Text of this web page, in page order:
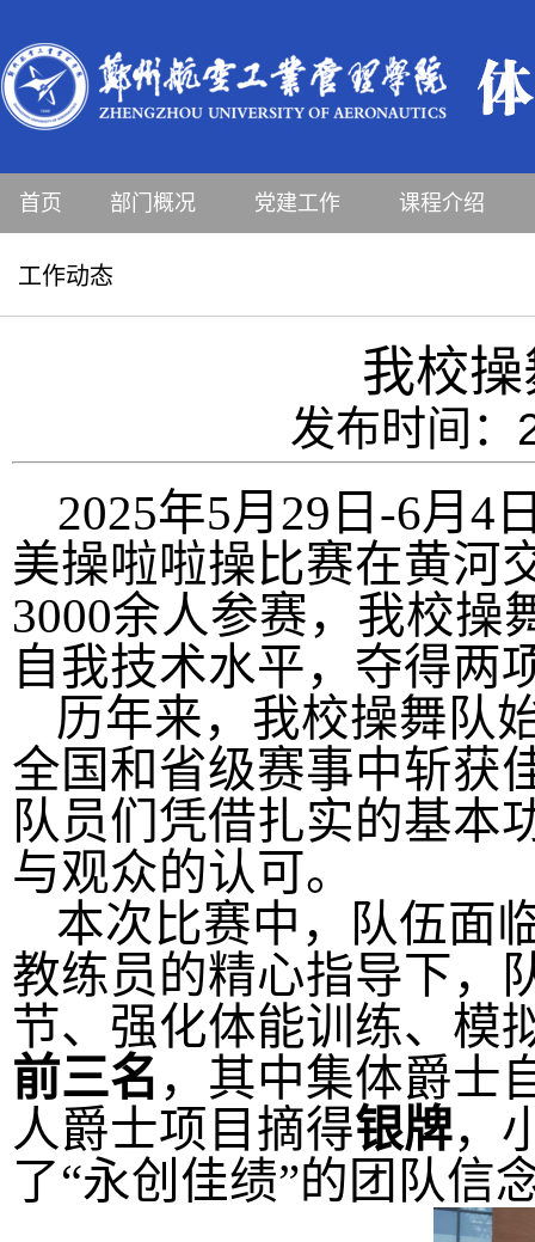
首页 部门概况 党建工作 课程介绍
工作动态
我校
发布时间：
2025年5月 29 日 -6月 4
美操啦啦操比赛在黄河
3000余人参赛 ， 我校操
自我技术水平，夺得两
历年来，我校操舞队
全国和省级赛事中斩获
队员们凭借扎实的基本
与观众的认可。
本次比赛中，队伍面
教练员 的精心指导下，
节、强化体能训练、模
前三名 ，其中集体爵士
人爵士项目摘得银牌，
了“永创佳绩”的团队信